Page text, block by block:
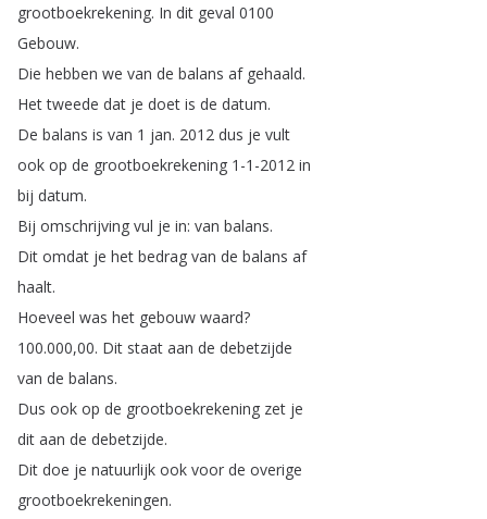
grootboekrekening. In dit geval 0100
Gebouw.
Die hebben we van de balans af gehaald.
Het tweede dat je doet is de datum.
De balans is van 1 jan. 2012 dus je vult
ook op de grootboekrekening 1-1-2012 in
bij datum.
Bij omschrijving vul je in: van balans.
Dit omdat je het bedrag van de balans af
haalt.
Hoeveel was het gebouw waard?
100.000,00. Dit staat aan de debetzijde
van de balans.
Dus ook op de grootboekrekening zet je
dit aan de debetzijde.
Dit doe je natuurlijk ook voor de overige
grootboekrekeningen.